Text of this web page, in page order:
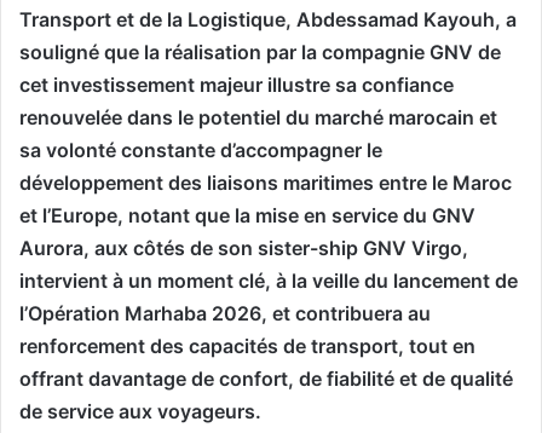
Transport et de la Logistique, Abdessamad Kayouh, a
souligné que la réalisation par la compagnie GNV de
cet investissement majeur illustre sa confiance
renouvelée dans le potentiel du marché marocain et
sa volonté constante d’accompagner le
développement des liaisons maritimes entre le Maroc
et l’Europe, notant que la mise en service du GNV
Aurora, aux côtés de son sister-ship GNV Virgo,
intervient à un moment clé, à la veille du lancement de
l’Opération Marhaba 2026, et contribuera au
renforcement des capacités de transport, tout en
offrant davantage de confort, de fiabilité et de qualité
de service aux voyageurs.